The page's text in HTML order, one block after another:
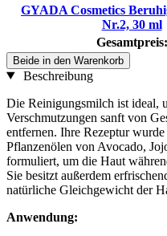
GYADA Cosmetics
Nr.2, 30 ml
Gesamtpreis:
Beide in den Warenkorb
Beschreibung
Die Reinigungsmilch ist ideal,
Verschmutzungen sanft von
entfernen. Ihre Rezeptur
Pflanzenölen von Avocado,
formuliert, um die Haut
Sie besitzt außerdem
natürliche Gleichgewicht der
Anwendung: